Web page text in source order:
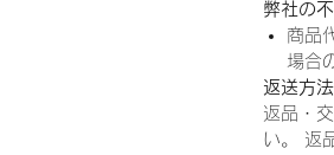
弊社の
商品
場合
返送方
返品・
い。 返